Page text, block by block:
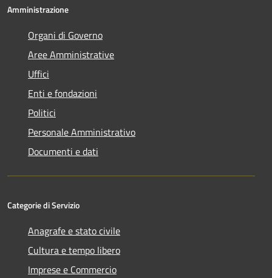
Amministrazione
Organi di Governo
Aree Amministrative
Uffici
Enti e fondazioni
Politici
Personale Amministrativo
Documenti e dati
Categorie di Servizio
Anagrafe e stato civile
Cultura e tempo libero
Imprese e Commercio